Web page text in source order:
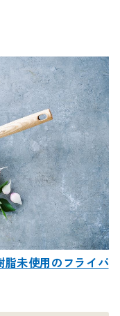
未使用のフライパ